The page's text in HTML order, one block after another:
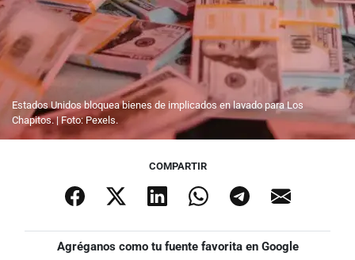
Estados Unidos bloquea bienes de implicados en lavado para Los
Chapitos. | Foto: Pexels.
COMPARTIR
Agréganos como tu fuente favorita en Google